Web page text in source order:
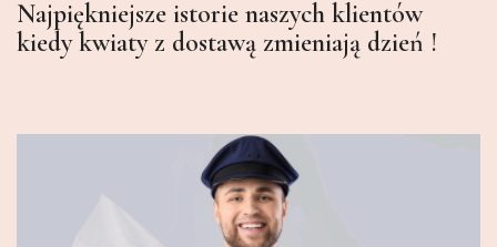
Najpiękniejsze istorie naszych klientów
kiedy kwiaty z dostawą zmieniają dzień !